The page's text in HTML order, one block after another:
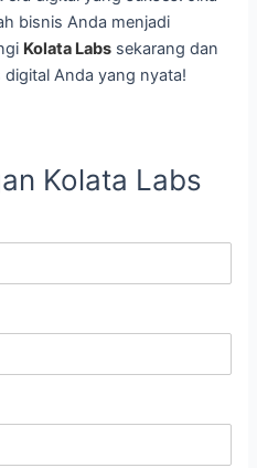
bisnis Anda menjadi
Kolata Labs sekarang dan
Anda yang nyata!
Kolata Labs